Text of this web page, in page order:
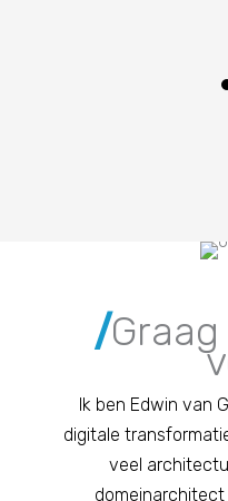
/
Ik ben Edwin van
digitale
veel